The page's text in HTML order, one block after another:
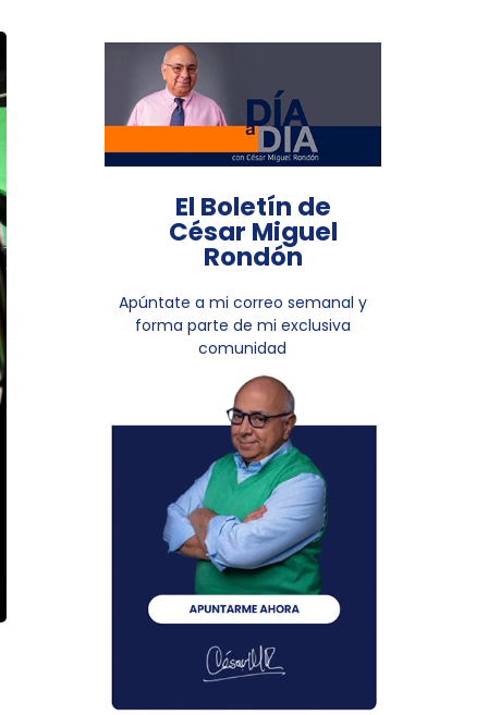
El Boletín de
César Miguel
Rondón
Apúntate a mi correo semanal y
forma parte de mi exclusiva
comunidad